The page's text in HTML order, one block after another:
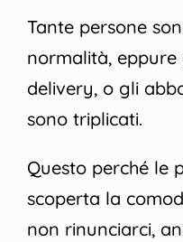
Tante persone
normalità,
delivery, o gli
sono triplicati.
Questo perché le
scoperta la
non rinunciarci,